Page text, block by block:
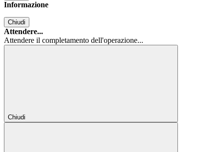
Informazione
Chiudi
Attendere...
Attendere il completamento dell'operazione...
Chiudi